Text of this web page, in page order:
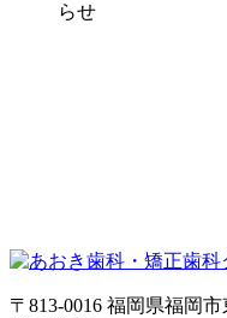
らせ
〒813-0016 福岡県福岡